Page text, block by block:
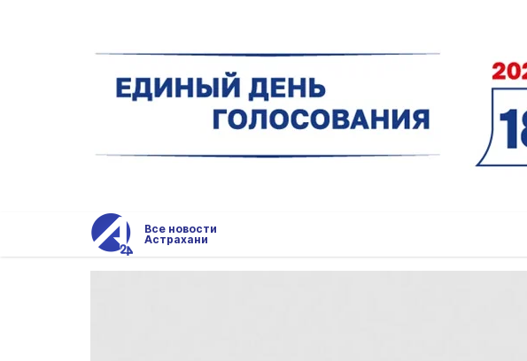
Все новости
Астрахани